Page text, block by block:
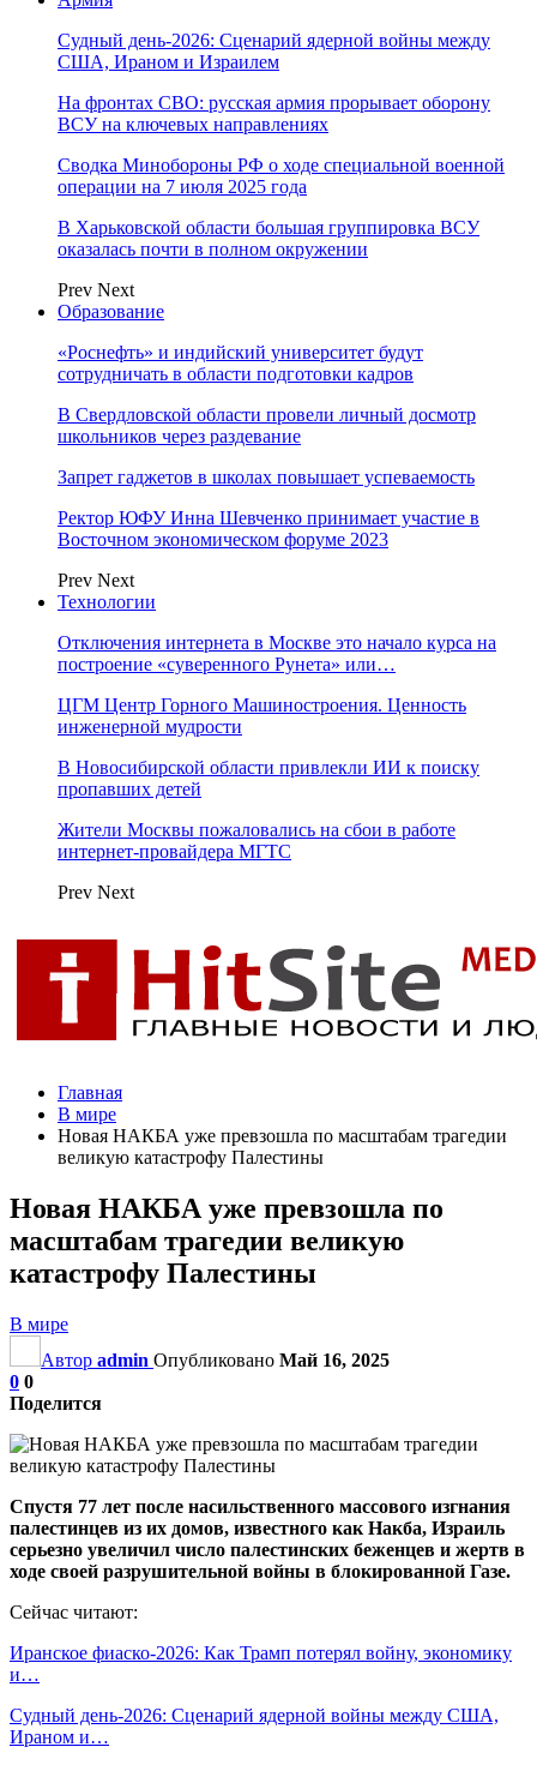
Судный день-2026: Сценарий ядерной войны между
США, Ираном и Израилем
На фронтах СВО: русская армия прорывает оборону
ВСУ на ключевых направлениях
Сводка Минобороны РФ о ходе специальной военной
операции на 7 июля 2025 года
В Харьковской области большая группировка ВСУ
оказалась почти в полном окружении
Prev Next
Образование
«Роснефть» и индийский университет будут
сотрудничать в области подготовки кадров
В Свердловской области провели личный досмотр
школьников через раздевание
Запрет гаджетов в школах повышает успеваемость
Ректор ЮФУ Инна Шевченко принимает участие в
Восточном экономическом форуме 2023
Prev Next
Технологии
Отключения интернета в Москве это начало курса на
построение «суверенного Рунета» или…
ЦГМ Центр Горного Машиностроения. Ценность
инженерной мудрости
В Новосибирской области привлекли ИИ к поиску
пропавших детей
Жители Москвы пожаловались на сбои в работе
интернет-провайдера МГТС
Prev Next
Главная
В мире
Новая НАКБА уже превзошла по масштабам трагедии
великую катастрофу Палестины
Новая НАКБА уже превзошла по
масштабам трагедии великую
катастрофу Палестины
В мире
Автор admin Опубликовано Май 16, 2025
0 0
Поделится
Спустя 77 лет после насильственного массового изгнания
палестинцев из их домов, известного как Накба, Израиль
серьезно увеличил число палестинских беженцев и жертв в
ходе своей разрушительной войны в блокированной Газе.
Сейчас читают:
Иранское фиаско-2026: Как Трамп потерял войну, экономику
и…
Судный день-2026: Сценарий ядерной войны между США,
Ираном и…